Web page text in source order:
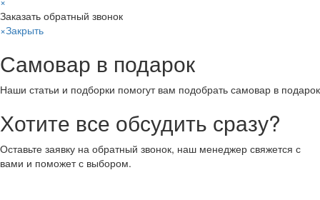
Заказать обратный звонок
×Закрыть
Самовар в подарок
Наши статьи и подборки помогут вам подобрать самовар в подарок
Хотите все обсудить сразу?
Оставьте заявку на обратный звонок, наш менеджер свяжется с
вами и поможет с выбором.